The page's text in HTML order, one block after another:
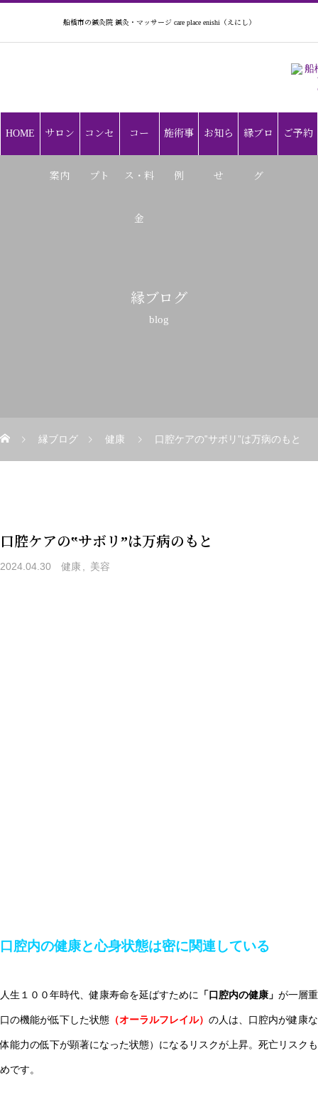
船橋市の鍼灸院 鍼灸・マッサージ care place enishi（えにし）
HOME サロン
案内
コンセ
プト
コー
ス・料
金
施術事
例
お知ら
せ
縁ブロ
グ
ご予約
縁ブログ
blog
縁ブログ 健康 口腔ケアの‟サボリ”は万病のもと
口腔ケアの‟サボリ”は万病のもと
2024.04.30 健康 美容
口腔内の健康と心身状態は密に関連している
人生１００年時代、健康寿命を延ばすために 「口腔内の健康」 が一層
口の機能が低下した状態 （オーラルフレイル） の人は、口腔内が健康
体能力の低下が顕著になった状態）になるリスクが上昇。死亡リスク
めです。